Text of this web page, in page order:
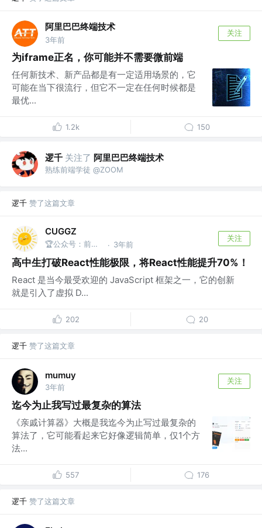
阿里巴巴终端技术
3年前
关注
为iframe正名，你可能并不需要微前端
任何新技术、新产品都是有一定适用场景的，它
可能在当下很流行，但它不一定在任何时候都是
最优...
1.2k 150
逻千 关注了 阿里巴巴终端技术
熟练前端学徒 @ZOOM
逻千 赞了这篇文章
CUGGZ
🏆公众号：前端充电宝 · 3年前
关注
高中生打破React性能极限，将React性能提升70%！
React 是当今最受欢迎的 JavaScript 框架之一，它的创新
就是引入了虚拟 D...
202 20
逻千 赞了这篇文章
mumuy
3年前
关注
迄今为止我写过最复杂的算法
《亲戚计算器》大概是我迄今为止写过最复杂的
算法了，它可能看起来它好像逻辑简单，仅1个方
法...
557 176
逻千 赞了这篇文章